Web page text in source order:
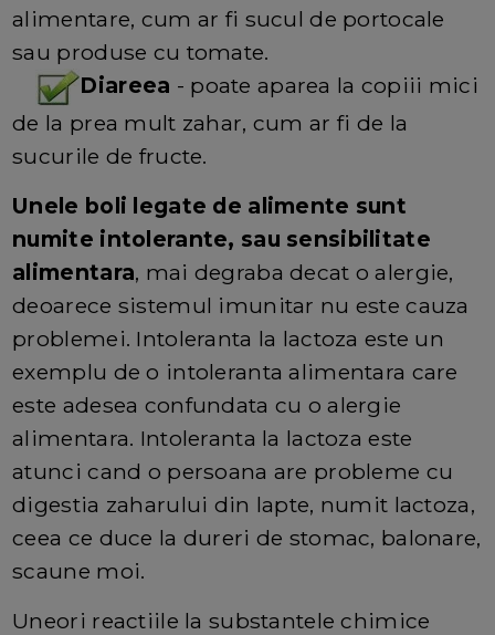
alimentare, cum ar fi sucul de portocale
sau produse cu tomate.
Diareea - poate aparea la copiii mici
de la prea mult zahar, cum ar fi de la
sucurile de fructe.
Unele boli legate de alimente sunt
numite intolerante, sau sensibilitate
alimentara, mai degraba decat o alergie,
deoarece sistemul imunitar nu este cauza
problemei. Intoleranta la lactoza este un
exemplu de o intoleranta alimentara care
este adesea confundata cu o alergie
alimentara. Intoleranta la lactoza este
atunci cand o persoana are probleme cu
digestia zaharului din lapte, numit lactoza,
ceea ce duce la dureri de stomac, balonare,
scaune moi.
Uneori reactiile la substantele chimice